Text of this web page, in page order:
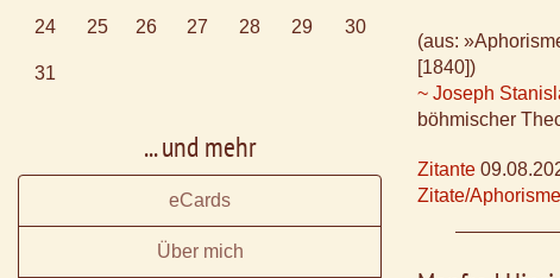
(aus:
[1840])
~ Joseph
böhmischer
Zitante
Zitate/
24 25 26 27 28 29 30
31
... und mehr
eCards
Über mich